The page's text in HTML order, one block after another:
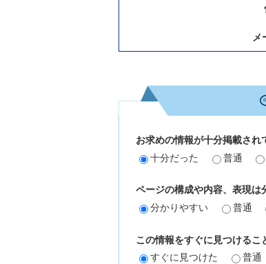
メ
お求めの情報が十分掲載され
十分だった
普通
ページの構成や内容、表現は
分かりやすい
普通
この情報をすぐに見つけるこ
すぐに見つけた
普通